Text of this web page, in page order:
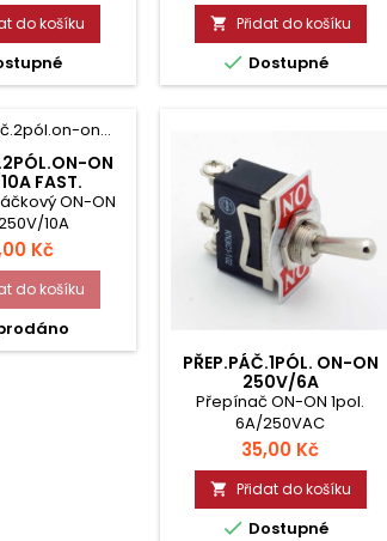
do košíku  Přidat do košíku
 Dostupné
ON
FAST.
ON-ON
10A
Kč
do košíku
PŘEP.PÁČ.1PÓL. ON-ON
250V/6A
Přepínač ON-ON 1pol.
6A/250VAC
Cena
35,00 Kč
 Přidat do košíku
 Dostupné